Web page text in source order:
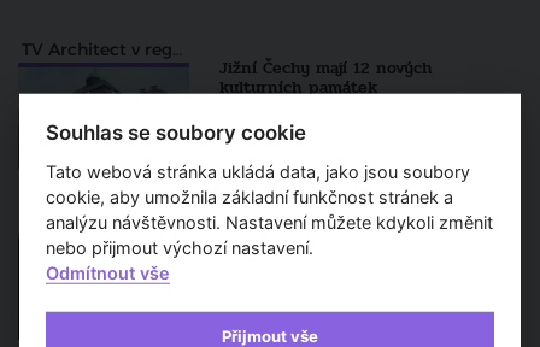
TV Architect v regionech
Jižní Čechy mají 12 nových
kulturních památek
Článek / 27. 12. 2021
TV Architect představuje
Atelier A8000
Souhlas se soubory cookie
Tato webová stránka ukládá data, jako jsou soubory
cookie, aby umožnila základní funkčnost stránek a
analýzu návštěvnosti. Nastavení můžete kdykoli změnit
nebo přijmout výchozí nastavení.
Odmítnout vše
Přijmout vše